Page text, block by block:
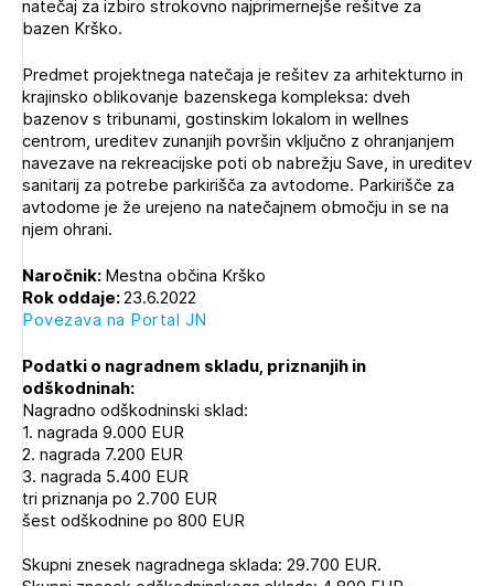
POZABLJENO GESLO
REGISTRIRAJTE SE
natečaj za izbiro strokovno najprimernejše rešitve za
bazen Krško.
Predmet projektnega natečaja je rešitev za arhitekturno in
krajinsko oblikovanje bazenskega kompleksa: dveh
bazenov s tribunami, gostinskim lokalom in wellnes
centrom, ureditev zunanjih površin vključno z ohranjanjem
navezave na rekreacijske poti ob nabrežju Save, in ureditev
sanitarij za potrebe parkirišča za avtodome. Parkirišče za
avtodome je že urejeno na natečajnem območju in se na
njem ohrani.
Naročnik:Mestna občina Krško
Rok oddaje:23.6.2022
Povezava na Portal JN
Podatki o nagradnem skladu, priznanjih in
odškodninah:
Nagradno odškodninski sklad:
1. nagrada 9.000 EUR
2. nagrada 7.200 EUR
3. nagrada 5.400 EUR
tri priznanja po 2.700 EUR
šest odškodnine po 800 EUR
Skupni znesek nagradnega sklada: 29.700 EUR.
PRIJAVITE SE
Novičnik natečajev
Dnevne medijske objave
NAPREJ